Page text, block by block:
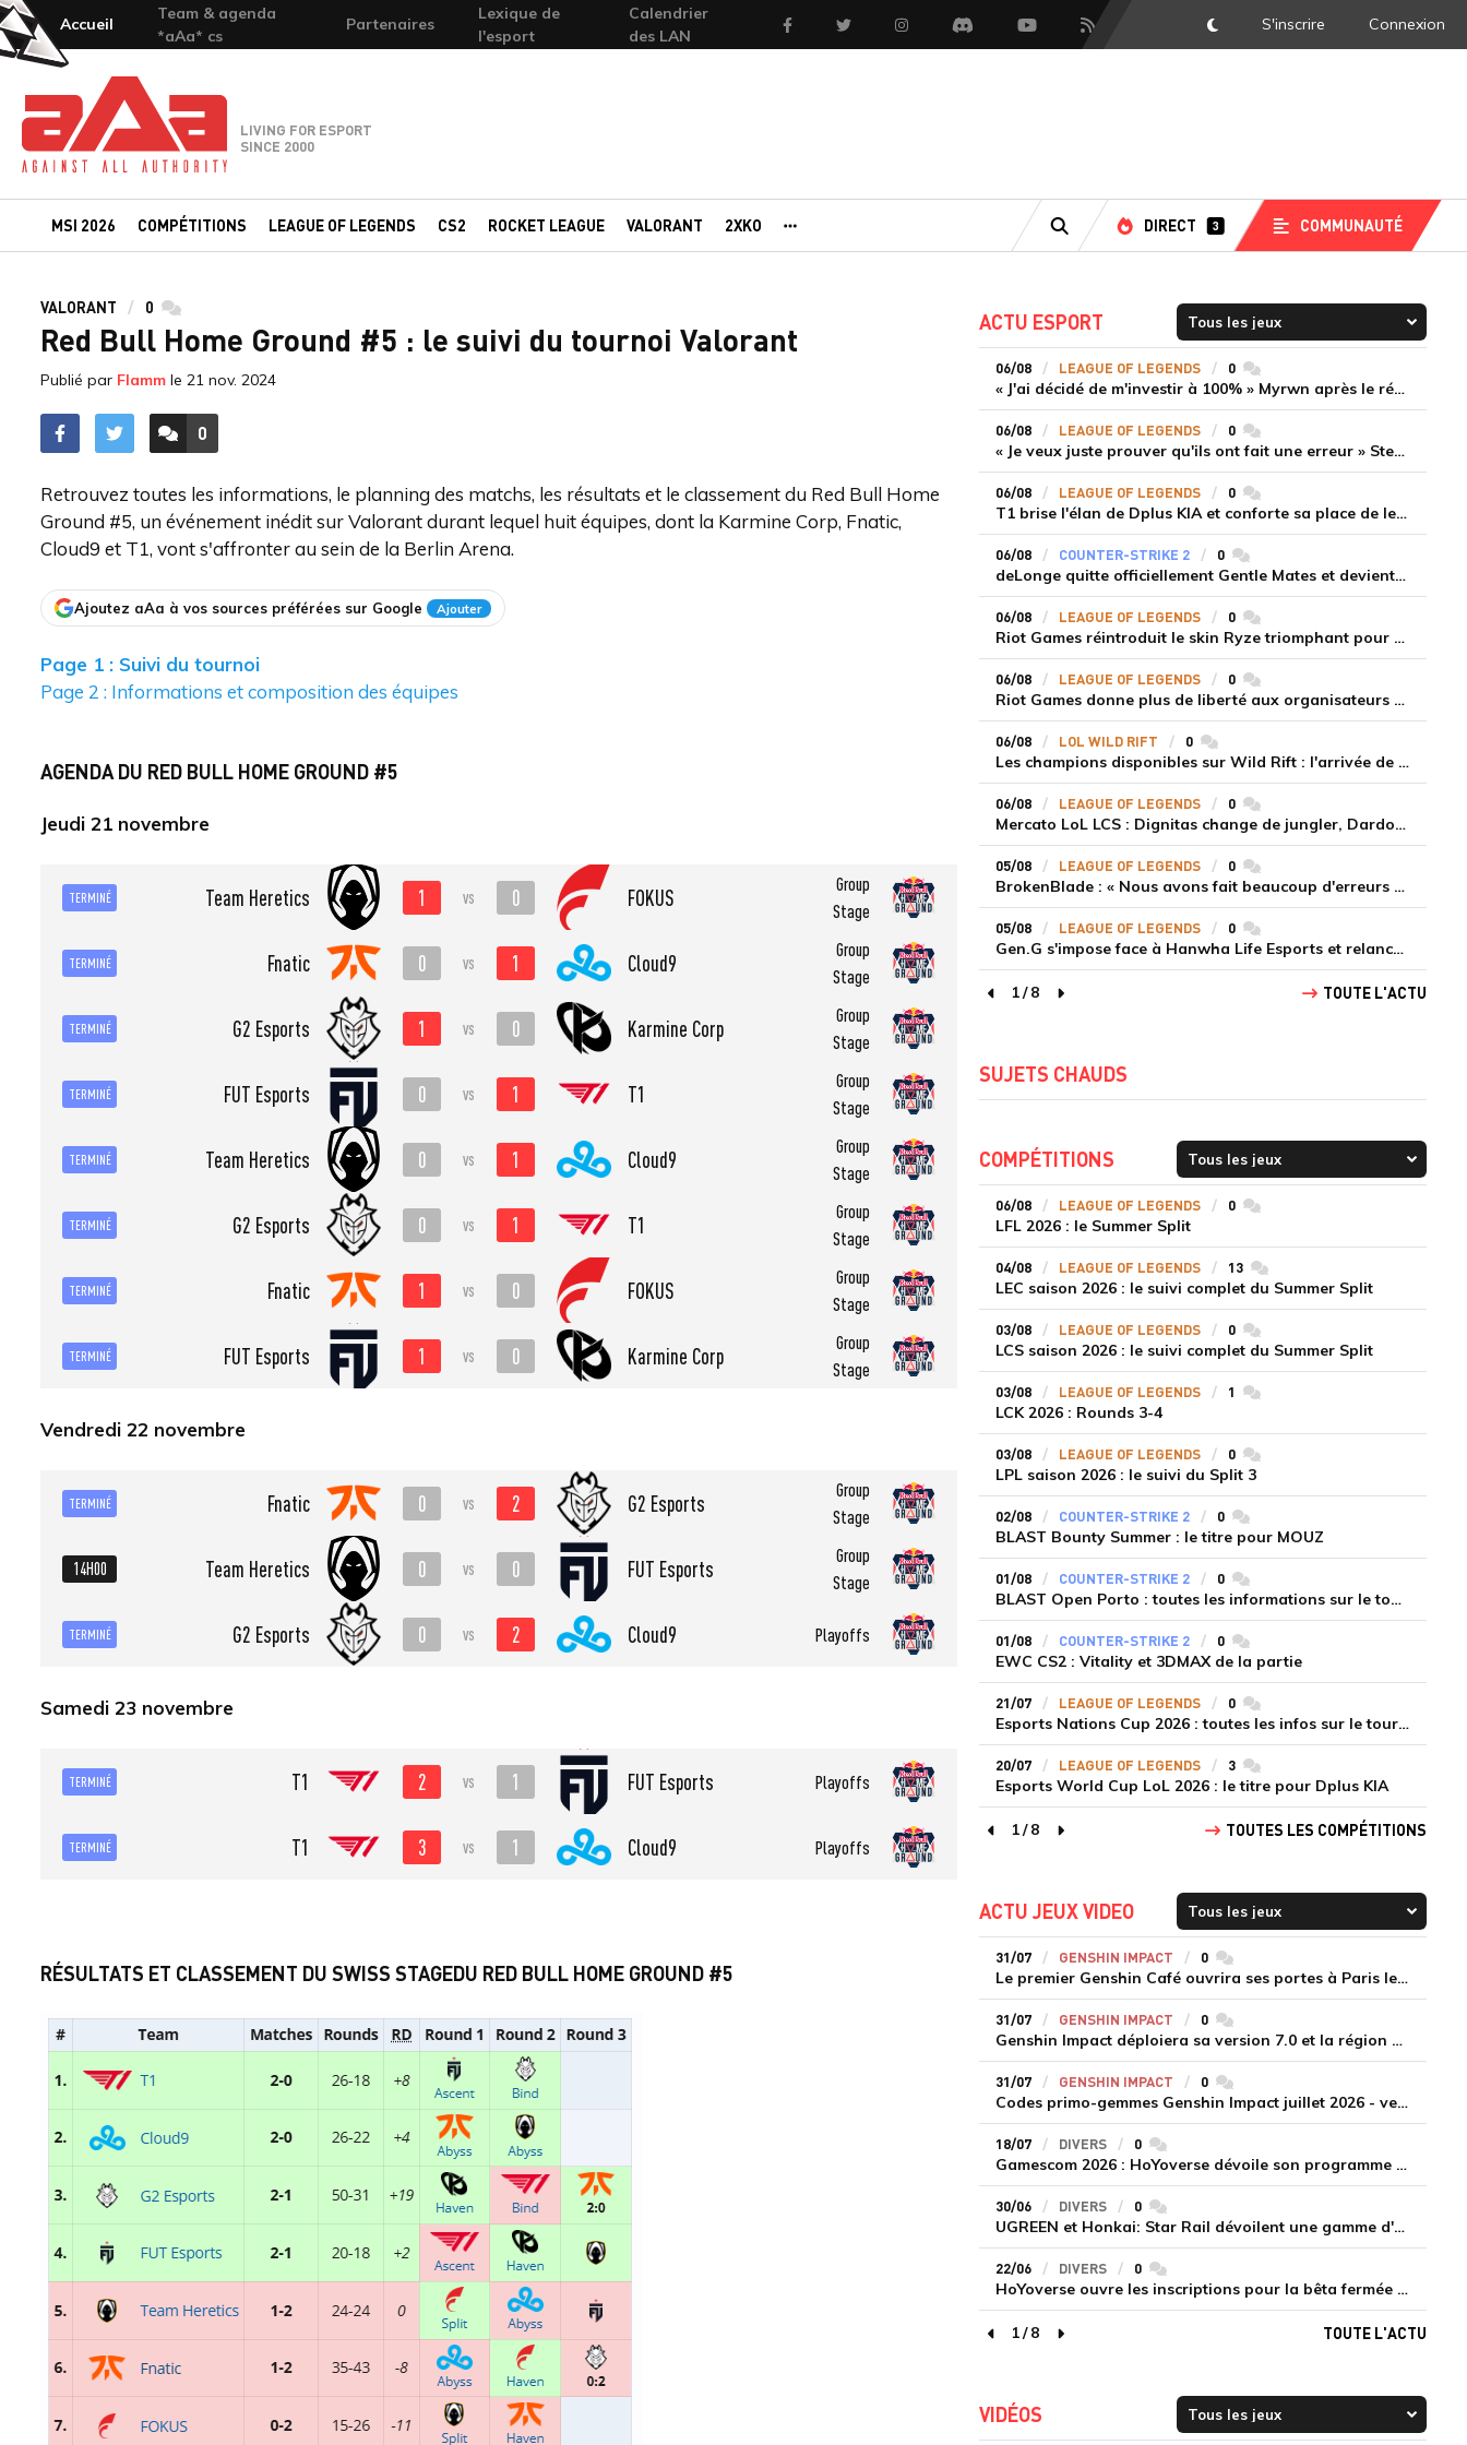
Accueil
Team & agenda
*aAa* cs
Partenaires
Lexique de
l'esport
Calendrier
des LAN
FacebookTwitter InstagramDiscord YoutubeFlux RSS DarkMode
S'inscrire Connexion
Team-aAa - against All authority
LIVING FOR ESPORT
SINCE 2000
MSI 2026 COMPÉTITIONS LEAGUE OF LEGENDS CS2 ROCKET LEAGUE VALORANT 2XKO
RECHERCHE
DIRECT 3 COMMUNAUTÉ
VALORANT 0 commentaires
Red Bull Home Ground #5 : le suivi du tournoi Valorant
Publié par Flamm le 21 nov. 2024
ACCÉDER AUX
0
COMMENTAIRES
Retrouvez toutes les informations, le planning des matchs, les résultats et le classement du Red Bull Home
Ground #5, un événement inédit sur Valorant durant lequel huit équipes, dont la Karmine Corp, Fnatic,
Cloud9 et T1, vont s'affronter au sein de la Berlin Arena.
Ajoutez aAa à vos sources préférées sur Google Ajouter
Page 1 : Suivi du tournoi
Page 2 : Informations et composition des équipes
AGENDA DU RED BULL HOME GROUND #5
Jeudi 21 novembre
TERMINÉ Team Heretics 1 vs 0 FOKUS
Group
Stage
TERMINÉ Fnatic 0 vs 1 Cloud9
Group
Stage
TERMINÉ G2 Esports 1 vs 0 Karmine Corp
Group
Stage
TERMINÉ FUT Esports 0 vs 1 T1
Group
Stage
TERMINÉ Team Heretics 0 vs 1 Cloud9
Group
Stage
TERMINÉ G2 Esports 0 vs 1 T1
Group
Stage
TERMINÉ Fnatic 1 vs 0 FOKUS
Group
Stage
TERMINÉ FUT Esports 1 vs 0 Karmine Corp
Group
Stage
Vendredi 22 novembre
TERMINÉ Fnatic 0 vs 2 G2 Esports
Group
Stage
14H00 Team Heretics 0 vs 0 FUT Esports
Group
Stage
TERMINÉ G2 Esports 0 vs 2 Cloud9 Playoffs
Samedi 23 novembre
TERMINÉ T1 2 vs 1 FUT Esports Playoffs
TERMINÉ T1 3 vs 1 Cloud9 Playoffs
RÉSULTATS ET CLASSEMENT DU SWISS STAGEDU RED BULL HOME GROUND #5
ACTU ESPORT
06/08 LEAGUE OF LEGENDS 0commentaires
« J'ai décidé de m'investir à 100% » Myrwn après le réveil de Movistar KOI face à Fnatic
06/08 LEAGUE OF LEGENDS 0commentaires
« Je veux juste prouver qu'ils ont fait une erreur » Stend se confie sur son mercato chaotique et ses ambitions avec Shifters
06/08 LEAGUE OF LEGENDS 0commentaires
T1 brise l'élan de Dplus KIA et conforte sa place de leader en LCK 2026 Rounds 3-4
06/08 COUNTER-STRIKE 2 0commentaires
deLonge quitte officiellement Gentle Mates et devient agent libre
06/08 LEAGUE OF LEGENDS 0commentaires
Riot Games réintroduit le skin Ryze triomphant pour récompenser la scène amateur
06/08 LEAGUE OF LEGENDS 0commentaires
Riot Games donne plus de liberté aux organisateurs de tournois locaux sur League of Legends
06/08 LOL WILD RIFT 0commentaires
Les champions disponibles sur Wild Rift : l'arrivée de Cho'Gath
06/08 LEAGUE OF LEGENDS 0commentaires
Mercato LoL LCS : Dignitas change de jungler, Dardoch fait son retour en LCS, eXyu annonce sa retraite
05/08 LEAGUE OF LEGENDS 0commentaires
BrokenBlade : « Nous avons fait beaucoup d'erreurs bêtes, mais une victoire reste une victoire et c'est une chose dont on peut se réjouir »
05/08 LEAGUE OF LEGENDS 0commentaires
Gen.G s'impose face à Hanwha Life Esports et relance sa dynamique en LCK
page précédente
1/8
page suivante
TOUTE L'ACTU
SUJETS CHAUDS
COMPÉTITIONS
06/08 LEAGUE OF LEGENDS 0commentaires
LFL 2026 : le Summer Split
04/08 LEAGUE OF LEGENDS 13commentaires
LEC saison 2026 : le suivi complet du Summer Split
03/08 LEAGUE OF LEGENDS 0commentaires
LCS saison 2026 : le suivi complet du Summer Split
03/08 LEAGUE OF LEGENDS 1 commentaires
LCK 2026 : Rounds 3-4
03/08 LEAGUE OF LEGENDS 0commentaires
LPL saison 2026 : le suivi du Split 3
02/08 COUNTER-STRIKE 2 0commentaires
BLAST Bounty Summer : le titre pour MOUZ
01/08 COUNTER-STRIKE 2 0commentaires
BLAST Open Porto : toutes les informations sur le tournoi
01/08 COUNTER-STRIKE 2 0commentaires
EWC CS2 : Vitality et 3DMAX de la partie
21/07 LEAGUE OF LEGENDS 0commentaires
Esports Nations Cup 2026 : toutes les infos sur le tournoi
20/07 LEAGUE OF LEGENDS 3commentaires
Esports World Cup LoL 2026 : le titre pour Dplus KIA
page précédente
1/8
page suivante
TOUTES LES COMPÉTITIONS
ACTU JEUX VIDEO
31/07 GENSHIN IMPACT 0commentaires
Le premier Genshin Café ouvrira ses portes à Paris le 14 août
31/07 GENSHIN IMPACT 0commentaires
Genshin Impact déploiera sa version 7.0 et la région de Snezhnaya le 12 août
31/07 GENSHIN IMPACT 0commentaires
Codes primo-gemmes Genshin Impact juillet 2026 - version 7.0
18/07 DIVERS 0commentaires
Gamescom 2026 : HoYoverse dévoile son programme et présente deux nouveaux jeux inédits
30/06 DIVERS 0commentaires
UGREEN et Honkai: Star Rail dévoilent une gamme d'accessoires de recharge en édition limitée
22/06 DIVERS 0commentaires
HoYoverse ouvre les inscriptions pour la bêta fermée de Honkai : Nexus Anima
page précédente
1/8
page suivante
TOUTE L'ACTU
VIDÉOS